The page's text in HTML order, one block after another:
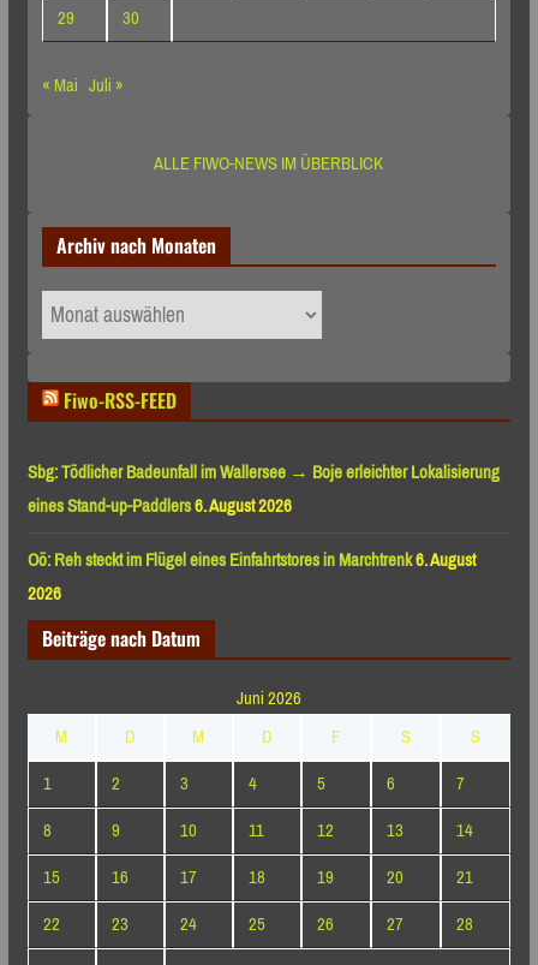
29
30
« Mai Juli »
ALLE FIWO-NEWS IM ÜBERBLICK
Archiv nach Monaten
Archiv
nach
Fiwo-RSS-FEED
Sbg: Tödlicher Badeunfall im Wallersee → Boje erleichter Lokalisierung
eines Stand-up-Paddlers6. August 2026
Oö: Reh steckt im Flügel eines Einfahrtstores in Marchtrenk6. August
2026
Beiträge nach Datum
Juni 2026
M
D M D F S
S
1
2 3 4 5 6
7
8
9 10 11 12 13
14
15
16 17 18 19 20
21
22
23 24 25 26 27
28